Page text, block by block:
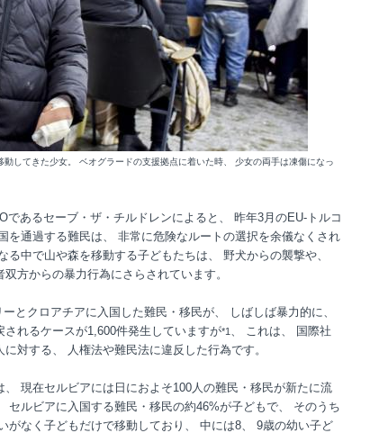
してきた少女。 ベオグラードの支援拠点に着いた時、 少女の両手は凍傷になっ
であるセーブ・ザ・チルドレンによると、 昨年3月のEU-トルコ
を通過する難民は、 非常に危険なルートの選択を余儀なくされ
る中で山や森を移動する子どもたちは、 野犬からの襲撃や、
方からの暴力行為にさらされています。
とクロアチアに入国した難民・移民が、 しばしば暴力的に、
されるケースが1,600件発生していますが*1 、 これは、 国際社
対する、 人権法や難民法に違反した行為です。
、 現在セルビアには日におよそ100人の難民・移民が新たに流
セルビアに入国する難民・移民の約46%が子どもで、 そのうち
がなく子どもだけで移動しており、 中には8、 9歳の幼い子ど